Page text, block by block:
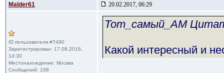
Malder61 20.02.2017, 06:29
ID пользователя #7490
Зарегистрирован: 17.08.2016,
14:30
Местонахождение: Москва
Сообщений: 108
Тот_самый_АМ
Какой интересный и